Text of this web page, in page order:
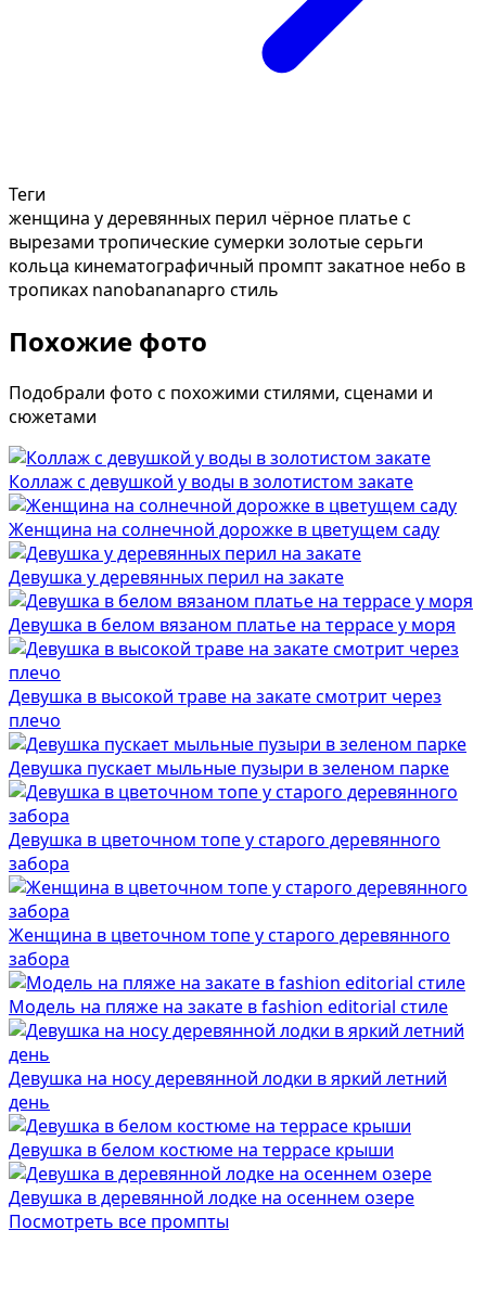
Теги
женщина у деревянных перил чёрное платье с
вырезами тропические сумерки золотые серьги
кольца кинематографичный промптзакатное небо в
тропиках nanobananapro стиль
Похожие фото
Подобрали фото с похожими стилями, сценами и
сюжетами
Коллаж с девушкой у воды в золотистом закате
Женщина на солнечной дорожке в цветущем саду
Девушка у деревянных перил на закате
Девушка в белом вязаном платье на террасе у моря
Девушка в высокой траве на закате смотрит через
плечо
Девушка пускает мыльные пузыри в зеленом парке
Девушка в цветочном топе у старого деревянного
забора
Женщина в цветочном топе у старого деревянного
забора
Модель на пляже на закате в fashion editorial стиле
Девушка на носу деревянной лодки в яркий летний
день
Девушка в белом костюме на террасе крыши
Девушка в деревянной лодке на осеннем озере
Посмотреть все промпты